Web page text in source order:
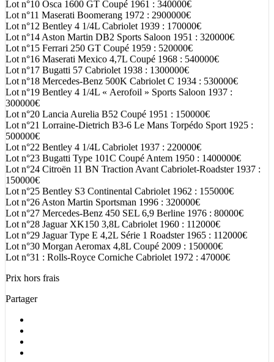
Lot n°10 Osca 1600 GT Coupé 1961 : 340000€
Lot n°11 Maserati Boomerang 1972 : 2900000€
Lot n°12 Bentley 4 1/4L Cabriolet 1939 : 170000€
Lot n°14 Aston Martin DB2 Sports Saloon 1951 : 320000€
Lot n°15 Ferrari 250 GT Coupé 1959 : 520000€
Lot n°16 Maserati Mexico 4,7L Coupé 1968 : 540000€
Lot n°17 Bugatti 57 Cabriolet 1938 : 1300000€
Lot n°18 Mercedes-Benz 500K Cabriolet C 1934 : 530000€
Lot n°19 Bentley 4 1/4L « Aerofoil » Sports Saloon 1937 :
300000€
Lot n°20 Lancia Aurelia B52 Coupé 1951 : 150000€
Lot n°21 Lorraine-Dietrich B3-6 Le Mans Torpédo Sport 1925 :
500000€
Lot n°22 Bentley 4 1/4L Cabriolet 1937 : 220000€
Lot n°23 Bugatti Type 101C Coupé Antem 1950 : 1400000€
Lot n°24 Citroën 11 BN Traction Avant Cabriolet-Roadster 1937 :
150000€
Lot n°25 Bentley S3 Continental Cabriolet 1962 : 155000€
Lot n°26 Aston Martin Sportsman 1996 : 320000€
Lot n°27 Mercedes-Benz 450 SEL 6,9 Berline 1976 : 80000€
Lot n°28 Jaguar XK150 3,8L Cabriolet 1960 : 112000€
Lot n°29 Jaguar Type E 4,2L Série 1 Roadster 1965 : 112000€
Lot n°30 Morgan Aeromax 4,8L Coupé 2009 : 150000€
Lot n°31 : Rolls-Royce Corniche Cabriolet 1972 : 47000€
Prix hors frais
Partager